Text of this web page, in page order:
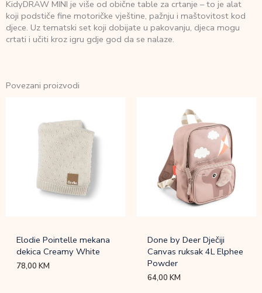
KidyDRAW MINI je više od obične table za crtanje – to je alat
koji podstiče fine motoričke vještine, pažnju i maštovitost kod
djece. Uz tematski set koji dobijate u pakovanju, djeca mogu
crtati i učiti kroz igru gdje god da se nalaze.
Povezani proizvodi
Elodie Pointelle mekana
dekica Creamy White
78,00KM
Done by Deer Dječiji
Canvas ruksak 4L Elphee
Powder
64,00KM